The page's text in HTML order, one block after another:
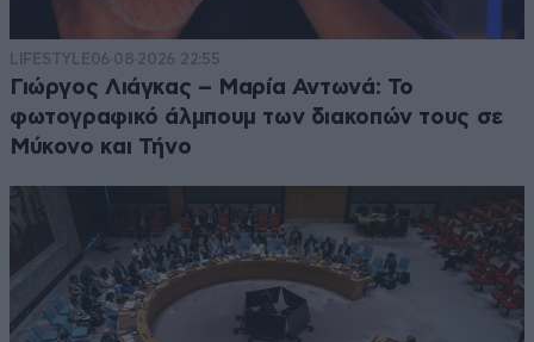
LIFESTYLE06·08·2026 22:55
Γιώργος Λιάγκας – Μαρία Αντωνά: Το
φωτογραφικό άλμπουμ των διακοπών τους σε
Μύκονο και Τήνο